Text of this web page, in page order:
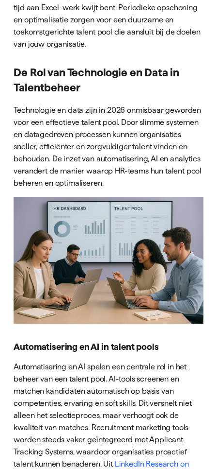
tijd aan Excel-werk kwijt bent. Periodieke opschoning
en optimalisatie zorgen voor een duurzame en
toekomstgerichte talent pool die aansluit bij de doelen
van jouw organisatie.
De Rol van Technologie en Data in
Talentbeheer
Technologie en data zijn in 2026 onmisbaar geworden
voor een effectieve talent pool. Door slimme systemen
en datagedreven processen kunnen organisaties
sneller, efficiënter en zorgvuldiger talent vinden en
behouden. De inzet van automatisering, AI en analytics
verandert de manier waarop HR-teams hun talent pool
beheren en optimaliseren.
Automatisering en AI in talent pools
Automatisering en AI spelen een centrale rol in het
beheer van een talent pool. AI-tools screenen en
matchen kandidaten automatisch op basis van
competenties, ervaring en soft skills. Dit versnelt niet
alleen het selectieproces, maar verhoogt ook de
kwaliteit van matches. Recruitment marketing tools
worden steeds vaker geïntegreerd met Applicant
Tracking Systems, waardoor organisaties proactief
talent kunnen benaderen. Uit LinkedIn Research on